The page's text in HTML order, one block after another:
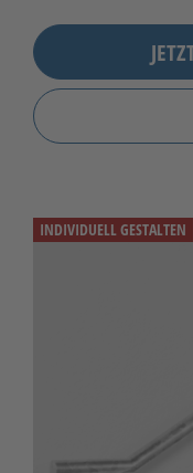
INDIVIDUELL GESTALTEN